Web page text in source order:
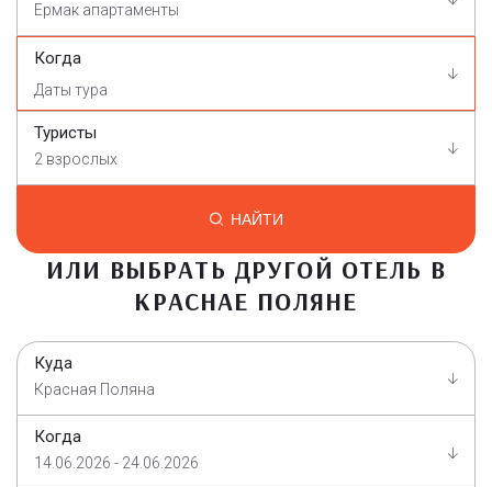
Ермак апартаменты
Когда
Туристы
2 взрослых
НАЙТИ
ИЛИ ВЫБРАТЬ ДРУГОЙ ОТЕЛЬ В
КРАСНАЕ ПОЛЯНЕ
Куда
Красная Поляна
Когда
14.06.2026 - 24.06.2026